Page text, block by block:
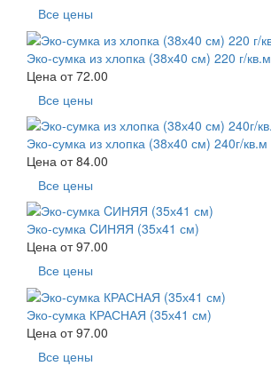
Все цены
Эко-сумка из хлопка (38х40 см) 220 г/кв.м
Цена от72.00
Все цены
Эко-сумка из хлопка (38х40 см) 240г/кв.м
Цена от84.00
Все цены
Эко-сумка CИНЯЯ (35х41 см)
Цена от97.00
Все цены
Эко-сумка КРАСНАЯ (35х41 см)
Цена от97.00
Все цены